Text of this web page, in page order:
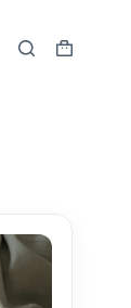
Carro